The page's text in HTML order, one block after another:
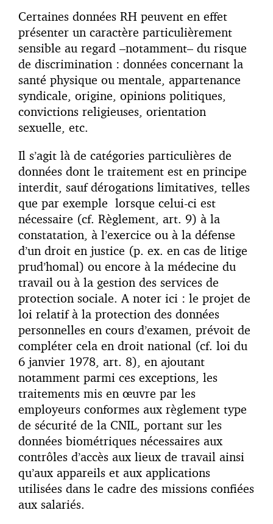
Certaines données RH peuvent en effet
présenter un caractère particulièrement
sensible au regard –notamment– du risque
de discrimination : données concernant la
santé physique ou mentale, appartenance
syndicale, origine, opinions politiques,
convictions religieuses, orientation
sexuelle, etc.
Il s’agit là de catégories particulières de
données dont le traitement est en principe
interdit, sauf dérogations limitatives, telles
que par exemple lorsque celui-ci est
nécessaire (cf. Règlement, art. 9) à la
constatation, à l’exercice ou à la défense
d’un droit en justice (p. ex. en cas de litige
prud’homal) ou encore à la médecine du
travail ou à la gestion des services de
protection sociale. A noter ici : le projet de
loi relatif à la protection des données
personnelles en cours d’examen, prévoit de
compléter cela en droit national (cf. loi du
6 janvier 1978, art. 8), en ajoutant
notamment parmi ces exceptions, les
traitements mis en œuvre par les
employeurs conformes aux règlement type
de sécurité de la CNIL, portant sur les
données biométriques nécessaires aux
contrôles d’accès aux lieux de travail ainsi
qu’aux appareils et aux applications
utilisées dans le cadre des missions confiées
aux salariés.